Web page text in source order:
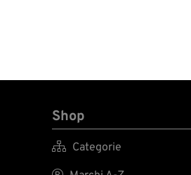
Shop
 Categorie